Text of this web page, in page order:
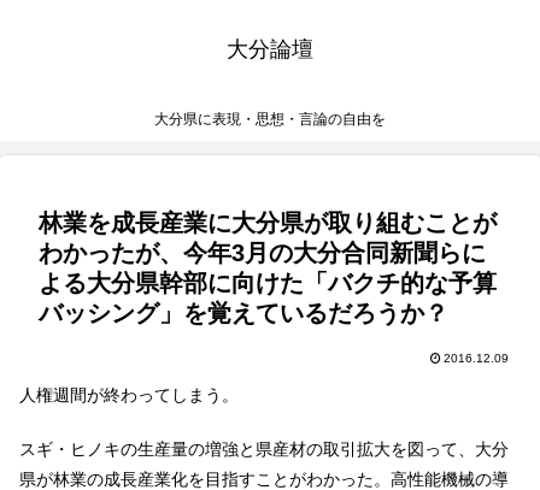
大分論壇
大分県に表現・思想・言論の自由を
林業を成長産業に大分県が取り組むことが
わかったが、今年3月の大分合同新聞らに
よる大分県幹部に向けた「バクチ的な予算
バッシング」を覚えているだろうか？
2016.12.09
人権週間が終わってしまう。
スギ・ヒノキの生産量の増強と県産材の取引拡大を図って、大分
県が林業の成長産業化を目指すことがわかった。高性能機械の導